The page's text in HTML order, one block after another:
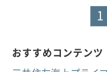
1
おすすめコンテンツ